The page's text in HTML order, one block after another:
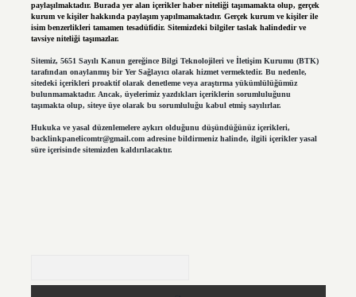
paylaşılmaktadır. Burada yer alan içerikler haber niteliği taşımamakta olup, gerçek
kurum ve kişiler hakkında paylaşım yapılmamaktadır. Gerçek kurum ve kişiler ile
isim benzerlikleri tamamen tesadüfidir. Sitemizdeki bilgiler taslak halindedir ve
tavsiye niteliği taşımazlar.
Sitemiz, 5651 Sayılı Kanun gereğince Bilgi Teknolojileri ve İletişim Kurumu (BTK)
tarafından onaylanmış bir Yer Sağlayıcı olarak hizmet vermektedir. Bu nedenle,
sitedeki içerikleri proaktif olarak denetleme veya araştırma yükümlülüğümüz
bulunmamaktadır. Ancak, üyelerimiz yazdıkları içeriklerin sorumluluğunu
taşımakta olup, siteye üye olarak bu sorumluluğu kabul etmiş sayılırlar.
Hukuka ve yasal düzenlemelere aykırı olduğunu düşündüğünüz içerikleri,
backlinkpanelicomtr@gmail.comadresine bildirmeniz halinde, ilgili içerikler yasal
süre içerisinde sitemizden kaldırılacaktır.